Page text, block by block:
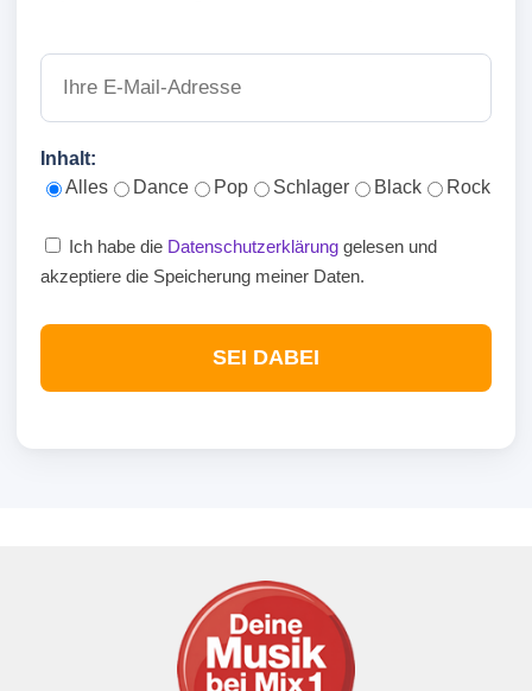
Inhalt:
Alles
Dance Pop Schlager Black Rock
Ich habe die Datenschutzerklärung gelesen und
akzeptiere die Speicherung meiner Daten.
SEI DABEI